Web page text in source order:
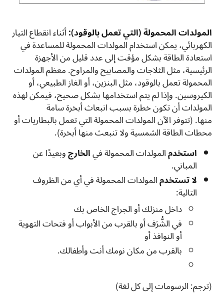
المولدات المحمولة (التي تعمل بالوقود):أثناء انقطاع التيار
الكهربائي، يمكن استخدام المولدات المحمولة للمساعدة في
استعادة الطاقة بشكل مؤقت إلى عدد قليل من الأجهزة
الرئيسية، مثل الثلاجات والمصابيح والمراوح. معظم المولدات
المحمولة تعمل بالوقود، مثل البنزين، أو الغاز الطبيعي، أو
الكيروسين. وإذا لم يتم استخدامها بشكل صحيح، فيمكن لهذه
المولدات أن تكون خطرة بسبب انبعاث أبخرة سامة
منها. (تتوفر الآن المولدات المحمولة التي تعمل بالبطاريات أو
محطات الطاقة الشمسية ولا تنبعث منها أبخرة).
استخدمالمولدات المحمولة فيالخارجوبعيدًا عن
المباني.
لا تستخدمالمولدات المحمولة في أي من الظروف
التالية:
داخل منزلك أو الجراج الخاص بك
في الشُّرَف أو بالقرب من الأبواب أو فتحات التهوية
أو النوافذ أو
بالقرب من مكان نومك أنت وأطفالك.
(ترجم: الرسومات إلى كل لغة)